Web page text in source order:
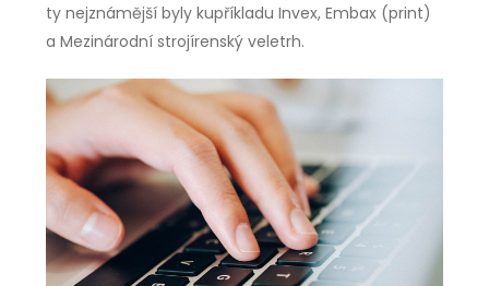
ty nejznámější byly kupříkladu Invex, Embax (print)
a Mezinárodní strojírenský veletrh.